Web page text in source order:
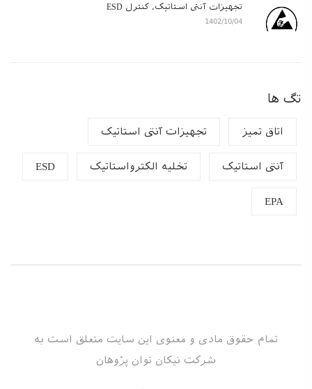
تجهیزات آنتی استاتیک، کنترل ESD
1402/10/04
تگ ها
اتاق تمیز تجهیزات آنتی استاتیک
آنتی استاتیک تخلیه الکترواستاتیک ESD
EPA
تمام حقوق مادی و معنوی این سایت متعلق است به
شرکت نیکان توان پژوهان